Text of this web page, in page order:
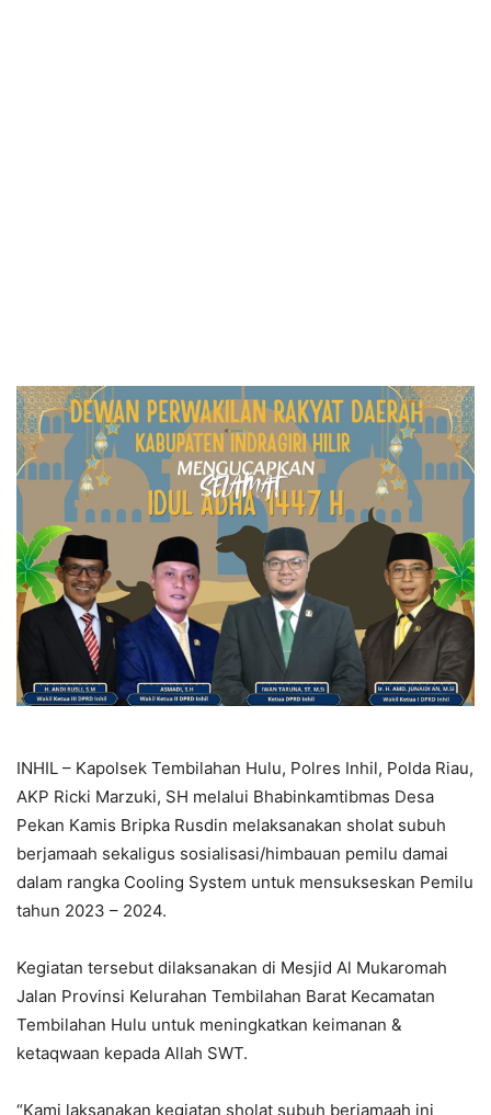
INHIL – Kapolsek Tembilahan Hulu, Polres Inhil, Polda Riau,
AKP Ricki Marzuki, SH melalui Bhabinkamtibmas Desa
Pekan Kamis Bripka Rusdin melaksanakan sholat subuh
berjamaah sekaligus sosialisasi/himbauan pemilu damai
dalam rangka Cooling System untuk mensukseskan Pemilu
tahun 2023 – 2024.
Kegiatan tersebut dilaksanakan di Mesjid Al Mukaromah
Jalan Provinsi Kelurahan Tembilahan Barat Kecamatan
Tembilahan Hulu untuk meningkatkan keimanan &
ketaqwaan kepada Allah SWT.
“Kami laksanakan kegiatan sholat subuh berjamaah ini